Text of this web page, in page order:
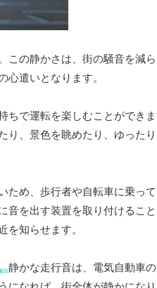
この静かさは、街の騒音を減
遣いとなります。
ちで運転を楽しむことができ
り、景色を眺めたり、ゆった
ため、歩行者や自転車に乗っ
音を出す装置を取り付けるこ
知らせます。
静かな走行音は、電気自動車